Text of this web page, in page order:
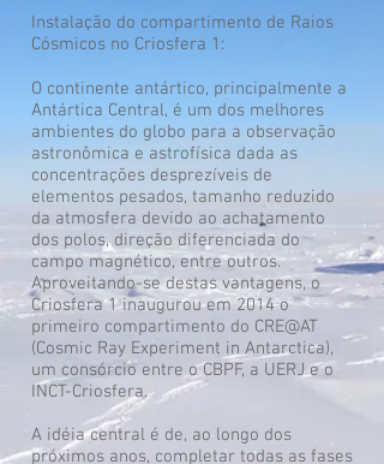
Instalação do compartimento de Raios
Cósmicos no Criosfera 1:
O continente antártico, principalmente a
Antártica Central, é um dos melhores
ambientes do globo para a observação
astronômica e astrofísica dada as
concentrações desprezíveis de
elementos pesados, tamanho reduzido
da atmosfera devido ao achatamento
dos polos, direção diferenciada do
campo magnético, entre outros.
Aproveitando-se destas vantagens, o
Criosfera 1 inaugurou em 2014 o
primeiro compartimento do CRE@AT
(Cosmic Ray Experiment in Antarctica),
um consórcio entre o CBPF, a UERJ e o
INCT-Criosfera.
A idéia central é de, ao longo dos
próximos anos, completar todas as fases